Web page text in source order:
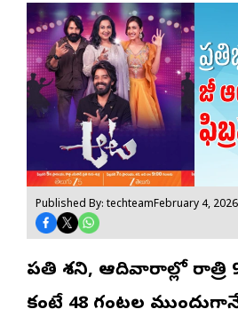
Published By: techteamFebruary 4,
ప్రతి శని, ఆదివారాల్లో రాత్రి
కంటే 48 గంటల